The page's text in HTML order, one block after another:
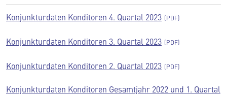
Konjunkturdaten Konditoren 4. Quartal 2023
Konjunkturdaten Konditoren 3. Quartal 2023
Konjunkturdaten Konditoren 2. Quartal 2023
Konjunkturdaten Konditoren Gesamtjahr 2022 und 1. Quartal